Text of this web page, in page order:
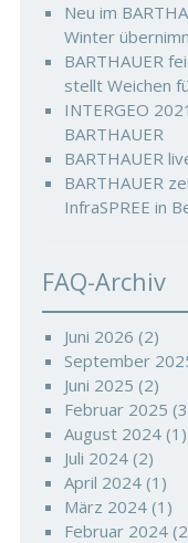
Neu im
Winter
BARTHAUER
stellt Weichen
INTERGEO
BARTHAUER
BARTHAUER
BARTHAUER
InfraSPREE in
FAQ-Archiv
Juni 2026 (2)
September
Juni 2025 (2)
Februar 2025
August 2024(1)
Juli 2024(2)
April 2024(1)
März 2024(1)
Februar 2024